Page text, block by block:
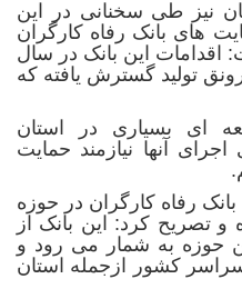
نیز طی سخنانی در این
های بانک رفاه کارگران
اقدامات این بانک در سال
تولید گسترش یافته که
ای بسیاری در استان
آنها نیازمند حمایت
بانک رفاه کارگران در حوزه
تصریح کرد: این بانک از
حوزه به شمار می رود و
سراسر کشور ازجمله استان